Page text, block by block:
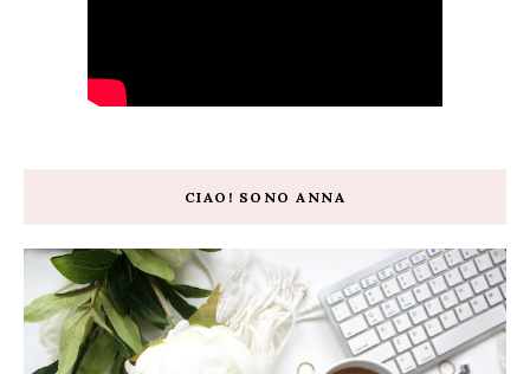
CIAO! SONO ANNA